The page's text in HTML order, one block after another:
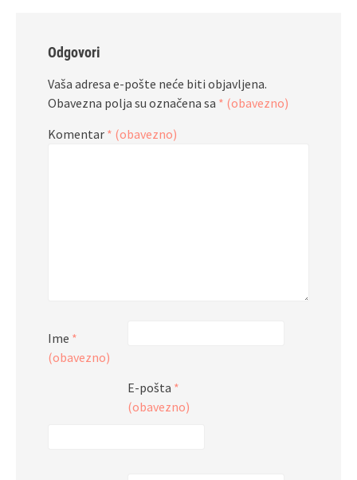
Odgovori
Vaša adresa e-pošte neće biti objavljena.
Obavezna polja su označena sa * (obavezno)
Komentar * (obavezno)
Ime *
(obavezno)
E-pošta *
(obavezno)